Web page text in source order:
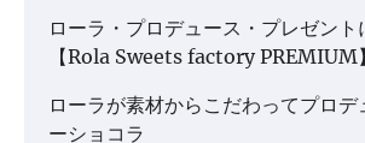
ローラ・プロデュース・プレゼント
【Rola Sweets factory PREMIUM】
ローラが素材からこだわってプロデ
ーショコラ